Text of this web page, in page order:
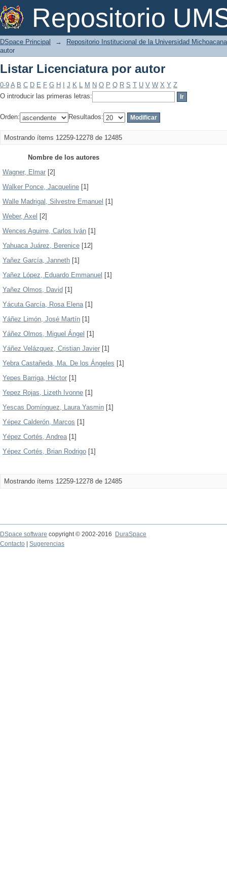
Repositorio
Listar Licenciatura por autor
DSpace Principal →
Repositorio Institucional de la Universidad
autor
Listar Licenciatura por autor
0-9 A B C D E F G H J K L M N O P Q R S T U V W X Y Z
O introducir las primeras letras:
Orden: Resultados:
Mostrando ítems 12259-12278 de 12485
Nombre de los autores
Wagner, Elmar [2]
Walker Ponce, Jacqueline [1]
Walle Madrigal, Silvestre Emanuel [1]
Weber, Axel [2]
Wences Aguirre, Carlos Iván [1]
Yahuaca Juárez, Berenice [12]
Yañez García, Janneth [1]
Yañez López, Eduardo Emmanuel [1]
Yañez Olmos, David [1]
Yácuta García, Rosa Elena[1]
Yáñez Limón, José Martín [1]
Yáñez Olmos, Miguel Ángel [1]
Yáñez Velázquez, Cristian Javier [1]
Yebra Castañeda, Ma. De los Ángeles [1]
Yepes Barriga, Héctor [1]
Yepez Rojas, Lizeth Ivonne [1]
Yescas Domínguez, Laura Yasmin [1]
Yépez Calderón, Marcos [1]
Yépez Cortés, Andrea[1]
Yépez Cortés, Brian Rodrigo [1]
Mostrando ítems 12259-12278 de 12485
DSpace software copyright © 2002-2016
DuraSpace
Contacto
Sugerencias